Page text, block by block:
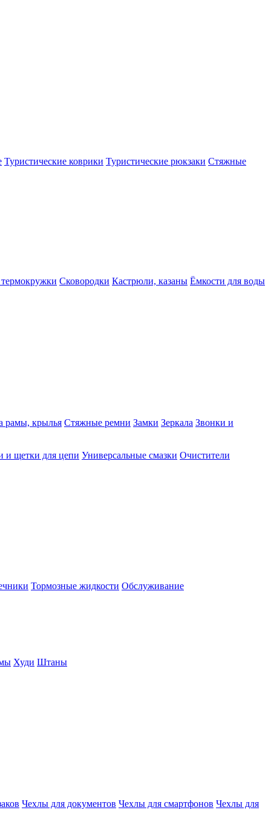
Туристические коврики Туристические рюкзаки Стяжные
Сковородки Кастрюли, казаны Ёмкости для воды
рамы, крылья Стяжные ремни Замки Зеркала Звонки и
и щетки для цепи Универсальные смазки Очистители
Тормозные жидкости Обслуживание
Худи Штаны
Чехлы для документов Чехлы для смартфонов Чехлы для